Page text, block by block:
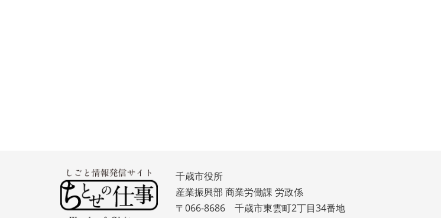
千歳市役所
産業振興部 商業労働課 労政係
〒066-8686 千歳市東雲町2丁目34番地